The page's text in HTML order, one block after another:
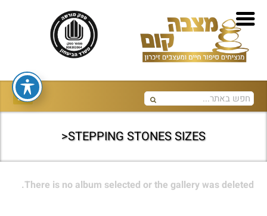
STEPPING STONES SIZES<
There is no album selected or the gallery was deleted.